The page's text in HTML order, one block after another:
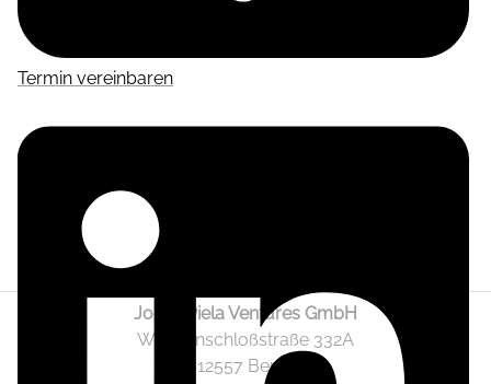
Termin vereinbaren
Jonas Piela Ventures GmbH
Wendenschloßstraße 332A
12557 Berlin